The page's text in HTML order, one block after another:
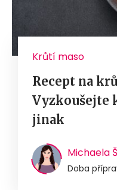
Krůtí maso
Recept na
Vyzkoušejte
jinak
Michaela
Doba